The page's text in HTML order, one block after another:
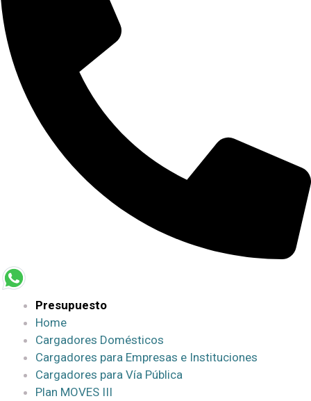
Presupuesto
Home
Cargadores Domésticos
Cargadores para Empresas e Instituciones
Cargadores para Vía Pública
Plan MOVES III